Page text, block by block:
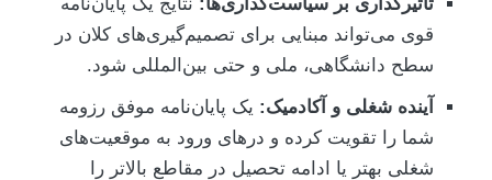
قوی می‌تواند مبنایی برای تصمیم‌گیری‌های کلان در
سطح دانشگاهی، ملی و حتی بین‌المللی شود.
آینده شغلی و آکادمیک: یک پایان‌نامه موفق رزومه
شما را تقویت کرده و درهای ورود به موقعیت‌های
شغلی بهتر یا ادامه تحصیل در مقاطع بالاتر را